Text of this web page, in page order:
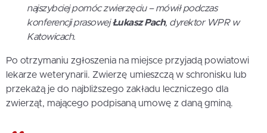
najszybciej pomóc zwierzęciu – mówił podczas
konferencji prasowejŁukasz Pach, dyrektor WPR w
Katowicach.
Po otrzymaniu zgłoszenia na miejsce przyjadą powiatowi
lekarze weterynarii. Zwierzę umieszczą w schronisku lub
przekażą je do najbliższego zakładu leczniczego dla
zwierząt, mającego podpisaną umowę z daną gminą.